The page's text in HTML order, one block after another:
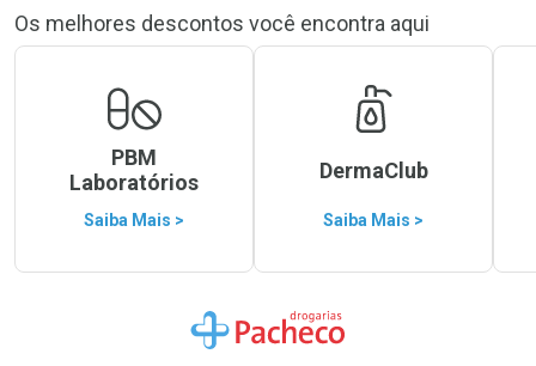
Os melhores descontos você encontra aqui
PBM
Laboratórios
Saiba Mais >
DermaClub
Saiba Mais >
Ir para a Home